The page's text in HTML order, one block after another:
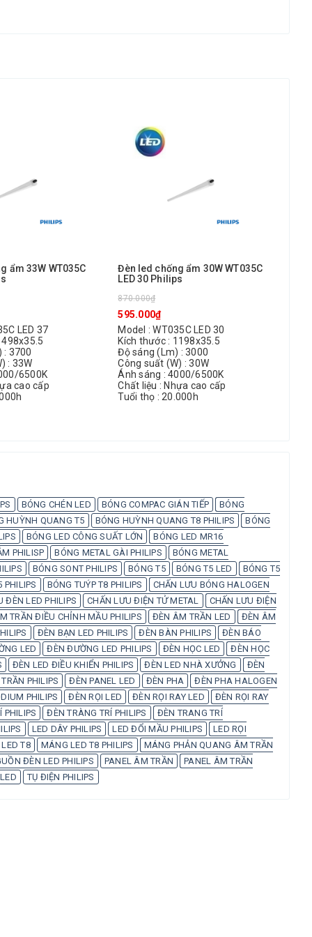
ẩm 33W WT035C
LED 37
: 3700
: 33W
6500K
cao cấp
Đèn led chống ẩm 30W WT035C
LED 30 Philips
870.000₫
595.000₫
Model : WT035C LED 30
Kích thước : 1198x35.5
Độ sáng (Lm) : 3000
Công suất (W) : 30W
Ánh sáng : 4000/6500K
Chất liệu : Nhựa cao cấp
Tuổi thọ : 20.000h
BÓNG CHÉN LED BÓNG COMPAC GIÁN TIẾP
BÓNG
HUỲNH QUANG T5 BÓNG HUỲNH QUANG T8 PHILIPS
BÓNG
BÓNG LED CÔNG SUẤT LỚN
BÓNG LED MR16
PHILISP BÓNG METAL GÀI PHILIPS
BÓNG METAL
BÓNG SONT PHILIPS BÓNG T5 BÓNG T5 LED
BÓNG T5
PHILIPS BÓNG TUÝP T8 PHILIPS
CHẤN LƯU BÓNG HALOGEN
ĐÈN LED PHILIPS CHẤN LƯU ĐIỆN TỬ METAL
CHẤN LƯU ĐIỆN
TRẦN ĐIỀU CHỈNH MẦU PHILIPS ĐÈN ÂM TRẦN LED
ĐÈN ÂM
ĐÈN BẠN LED PHILIPS ĐÈN BÀN PHILIPS
ĐÈN BÁO
LED ĐÈN ĐƯỜNG LED PHILIPS ĐÈN HỌC LED
ĐÈN HỌC
ĐÈN LED ĐIỀU KHIỂN PHILIPS ĐÈN LED NHÀ XƯỞNG
ĐÈN
PHILIPS ĐÈN PANEL LED ĐÈN PHA
ĐÈN PHA HALOGEN
PHILIPS ĐÈN RỌI LED ĐÈN RỌI RAY LED
ĐÈN RỌI RAY
PHILIPS ĐÈN TRÀNG TRÍ PHILIPS
ĐÈN TRANG TRÍ
LED DÂY PHILIPS LED ĐỔI MẦU PHILIPS
LED RỌI
T8 MÁNG LED T8 PHILIPS
MÁNG PHẢN QUANG ÂM TRẦN
ĐÈN LED PHILIPS PANEL ÂM TRẦN
PANEL ÂM TRẦN
TỤ ĐIỆN PHILIPS